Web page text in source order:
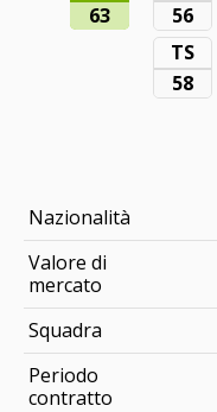
63
56
TS
58
Nazionalità
Valore di
mercato
Squadra
Periodo
contratto